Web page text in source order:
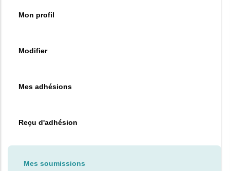
Mon profil
Modifier
Mes adhésions
Reçu d'adhésion
Mes soumissions